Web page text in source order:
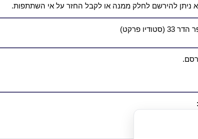
ניתן להירשם לחלק ממנה או לקבל החזר על אי השתתפות.
פרקט)
yaelb@hod-